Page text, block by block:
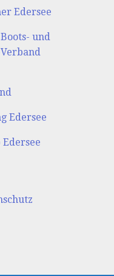
Edersee
und
Edersee
Edersee